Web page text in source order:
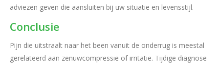
adviezen geven die aansluiten bij uw situatie en levensstijl.
Conclusie
Pijn die uitstraalt naar het been vanuit de onderrug is meestal
gerelateerd aan zenuwcompressie of irritatie. Tijdige diagnose